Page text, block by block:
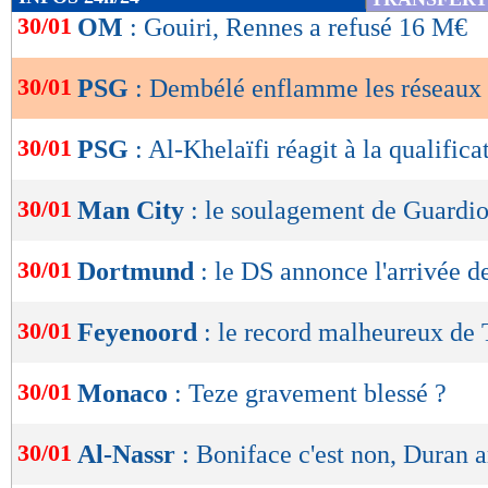
de
OK
30/01 OM : Gouiri, Rennes a refusé 16 M€
30/01 PSG : Dembélé enflamme les
30/01 PSG : Al-Khelaïfi réagit à la
30/01 Man City : le soulagement de
30/01 Dortmund : le DS annonce l'arrivée
30/01 Feyenoord : le record malheureux de
30/01 Monaco : Teze gravement blessé ?
30/01 Al-Nassr : Boniface c'est non, Duran